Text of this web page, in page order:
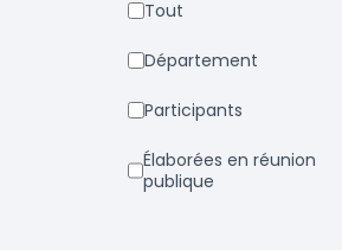
Tout
Département
Participants
Élaborées en réunion
publique